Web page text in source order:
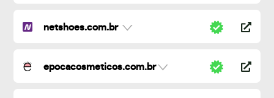
netshoes.com.br
epocacosmeticos.com.br